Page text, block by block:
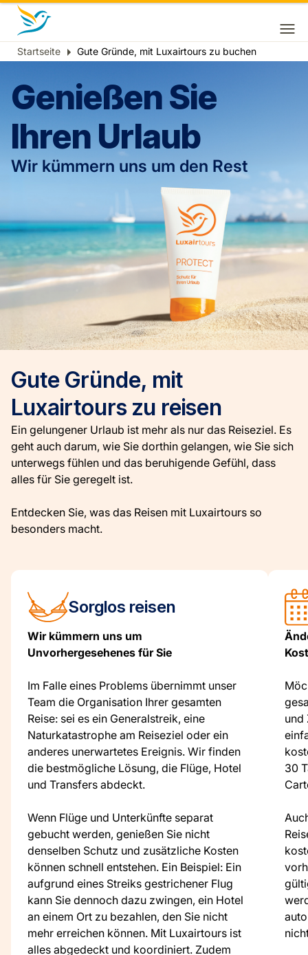
Breadcrumb
Startseite Gute Gründe, mit Luxairtours zu buchen
Genießen Sie
Ihren Urlaub
Wir kümmern uns um den Rest
Gute Gründe, mit
Luxairtours zu reisen
Ein gelungener Urlaub ist mehr als nur das Reiseziel. Es
geht auch darum, wie Sie dorthin gelangen, wie Sie sich
unterwegs fühlen und das beruhigende Gefühl, dass
alles für Sie geregelt ist.
Entdecken Sie, was das Reisen mit Luxairtours so
besonders macht.
Sorglos reisen
Wir kümmern uns um
Unvorhergesehenes für Sie
Im Falle eines Problems übernimmt unser
Team die Organisation Ihrer gesamten
Reise: sei es ein Generalstreik, eine
Naturkatastrophe am Reiseziel oder ein
anderes unerwartetes Ereignis. Wir finden
die bestmögliche Lösung, die Flüge, Hotel
und Transfers abdeckt.
Wenn Flüge und Unterkünfte separat
gebucht werden, genießen Sie nicht
denselben Schutz und zusätzliche Kosten
können schnell entstehen. Ein Beispiel: Ein
aufgrund eines Streiks gestrichener Flug
kann Sie dennoch dazu zwingen, ein Hotel
an einem Ort zu bezahlen, den Sie nicht
mehr erreichen können. Mit Luxairtours ist
alles abgedeckt und koordiniert. Zudem
und
30